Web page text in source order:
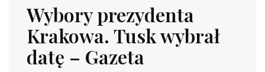
Wybory prezydenta
Krakowa. Tusk wybrał
datę – Gazeta